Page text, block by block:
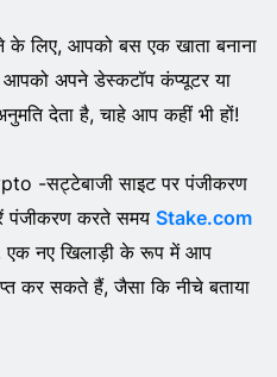
के लिए, आपको बस एक खाता बनाना
आपको अपने डेस्कटॉप कंप्यूटर या
देता है, चाहे आप कहीं भी हों!
-सट्टेबाजी साइट पर पंजीकरण
पंजीकरण करते समय Stake.com
एक नए खिलाड़ी के रूप में आप
कर सकते हैं, जैसा कि नीचे बताया